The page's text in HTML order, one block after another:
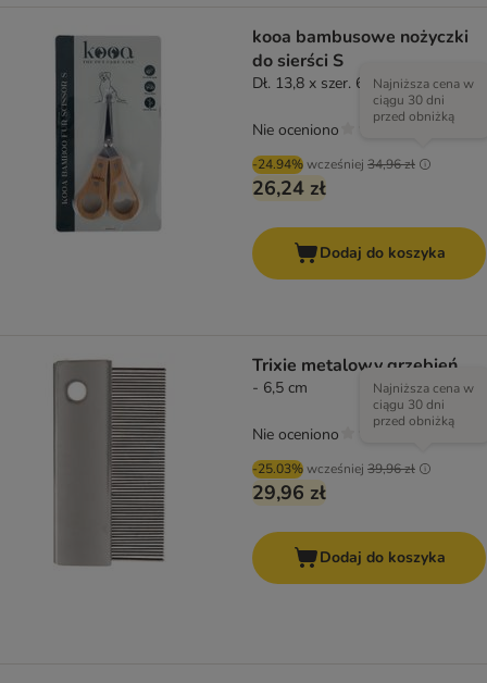
kooa bambusowe nożyczki
do sierści S
Dł. 13,8 x szer. 6,8 x wys. 1,2 cm
-24.94%wcześniej 34,96 zł
Najniższa cena w
ciągu 30 dni
przed obniżką
26,24 zł
Nie oceniono
Dodaj do koszyka
Trixie metalowy grzebień
- 6,5 cm
-25.03%wcześniej 39,96 zł
Najniższa cena w
ciągu 30 dni
przed obniżką
29,96 zł
Nie oceniono
Dodaj do koszyka